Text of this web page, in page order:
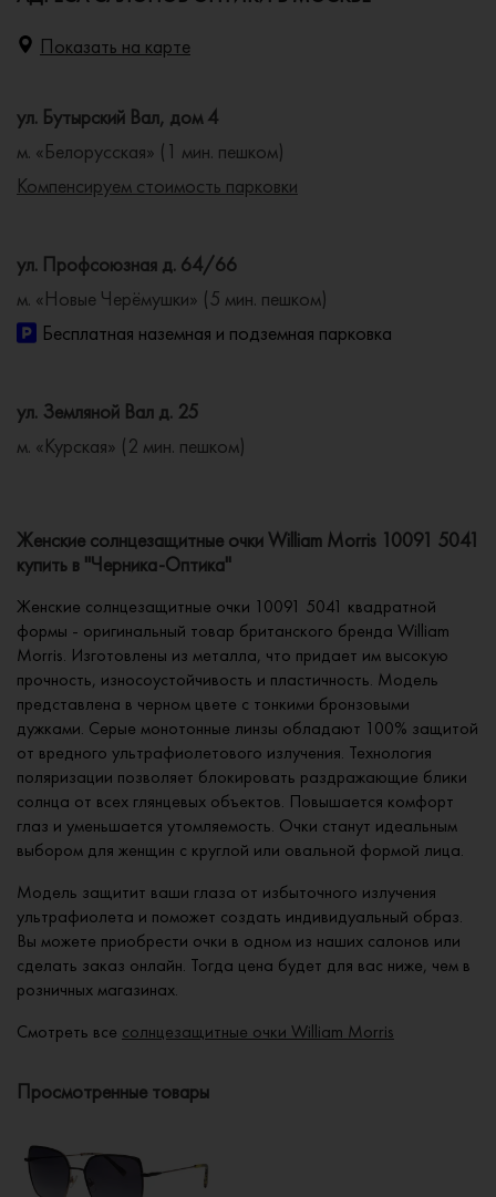
Показать на карте
ул. Бутырский Вал, дом 4
м. «Белорусская» (1 мин. пешком)
Компенсируем стоимость парковки
ул. Профсоюзная д. 64/66
м. «Новые Черёмушки» (5 мин. пешком)
Бесплатная наземная и подземная парковка
ул. Земляной Вал д. 25
м. «Курская» (2 мин. пешком)
Женские солнцезащитные очки William Morris 10091 5041
купить в "Черника-Оптика"
Женские солнцезащитные очки 10091 5041 квадратной
формы - оригинальный товар британского бренда William
Morris. Изготовлены из металла, что придает им высокую
прочность, износоустойчивость и пластичность. Модель
представлена в черном цвете с тонкими бронзовыми
дужками. Серые монотонные линзы обладают 100% защитой
от вредного ультрафиолетового излучения. Технология
поляризации позволяет блокировать раздражающие блики
солнца от всех глянцевых объектов. Повышается комфорт
глаз и уменьшается утомляемость. Очки станут идеальным
выбором для женщин с круглой или овальной формой лица.
Модель защитит ваши глаза от избыточного излучения
ультрафиолета и поможет создать индивидуальный образ.
Вы можете приобрести очки в одном из наших салонов или
сделать заказ онлайн. Тогда цена будет для вас ниже, чем в
розничных магазинах.
Смотреть все солнцезащитные очки William Morris
Просмотренные товары